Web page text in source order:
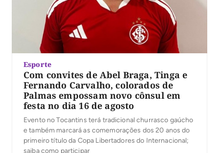
Esporte
Com convites de Abel Braga, Tinga e
Fernando Carvalho, colorados de
Palmas empossam novo cônsul em
festa no dia 16 de agosto
Evento no Tocantins terá tradicional churrasco gaúcho
e também marcará as comemorações dos 20 anos do
primeiro título da Copa Libertadores do Internacional;
saiba como participar